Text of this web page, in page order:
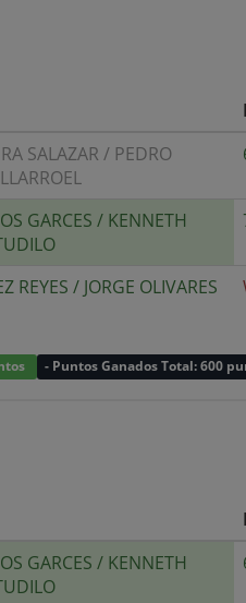
SALAZAR / PEDRO
GARCES / KENNETH
REYES / JORGE OLIVARES
- Puntos Ganados Total: 600
GARCES / KENNETH